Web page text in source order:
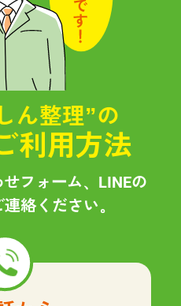
ん整理”の
利用方法
フォーム、LINEの
絡ください。